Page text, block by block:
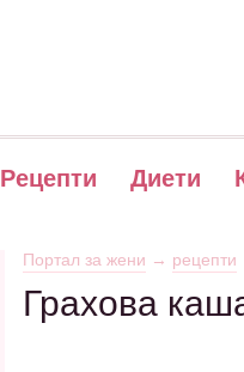
Рецепти Диети
Портал за жени → рецепти
Грахова